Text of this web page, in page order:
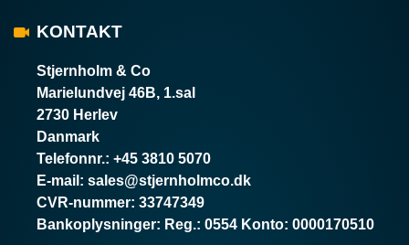
KONTAKT
Stjernholm & Co
Marielundvej 46B, 1.sal
2730 Herlev
Danmark
Telefonnr.: +45 3810 5070
E-mail : sales@stjernholmco.dk
CVR-nummer: 33747349
Bankoplysninger: Reg.: 0554 Konto: 0000170510